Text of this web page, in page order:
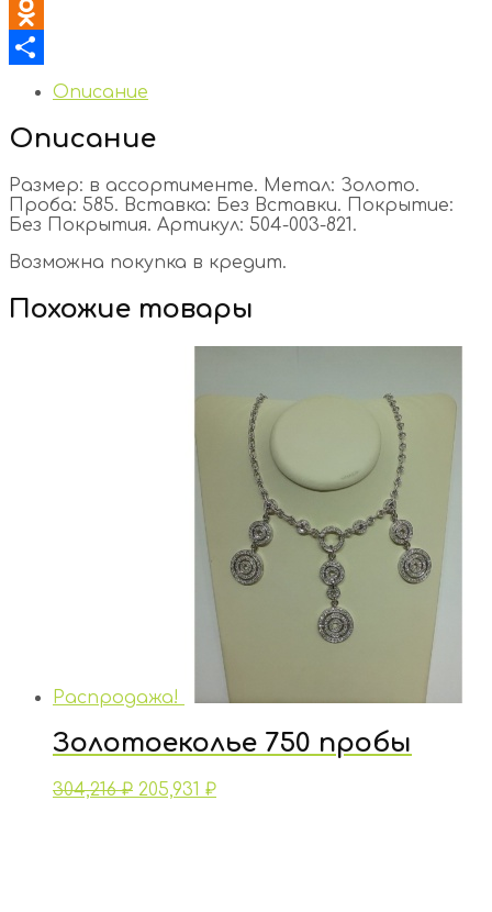
VK
Odnoklassniki
Отправить
Описание
Описание
Размер: в ассортименте. Метал: Золото.
Проба: 585. Вставка: Без Вставки. Покрытие:
Без Покрытия. Артикул: 504-003-821.
Возможна покупка в кредит.
Похожие товары
Распродажа!
Золотоеколье 750 пробы
304,216₽ 205,931 ₽